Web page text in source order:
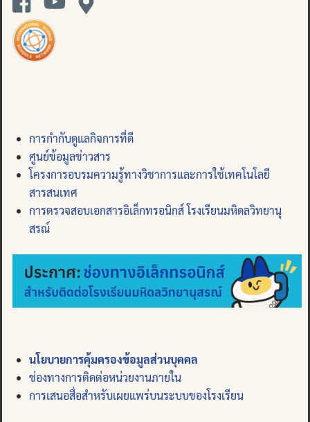
การกำกับดูแลกิจการที่ดี
ศูนย์ข้อมูลข่าวสาร
โครงการอบรมความรู้ทางวิชาการและการใช้เทคโนโลยี
สารสนเทศ
การตรวจสอบเอกสารอิเล็กทรอนิกส์ โรงเรียนมหิดลวิทยานุ
สรณ์
นโยบายการคุ้มครองข้อมูลส่วนบุคคล
ช่องทางการติดต่อหน่วยงานภายใน
การเสนอสื่อสำหรับเผยแพร่บนระบบของโรงเรียน